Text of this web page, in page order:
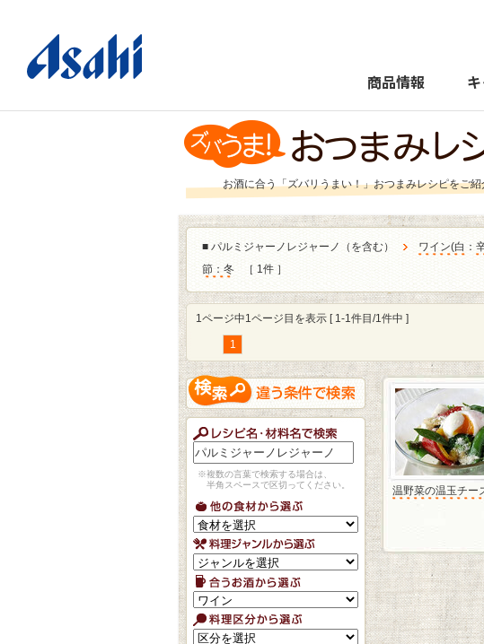
商品情報
お酒に合う「ズバリうまい！」おつまみレシピをご紹
■ パルミジャーノレジャーノ（を含む） ワイン(白 ：
節：冬
［ 1件 ］
1ページ中1ページ目を表示 [ 1-1件目/1件中 ]
1
※複数の言葉で検索する場合は、
半角スペースで区切ってください。
温野菜の温玉チー